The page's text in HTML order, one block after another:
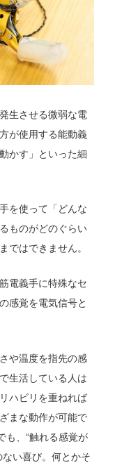
生させる微弱な電
が使用する能動義
かす」といった細
を使って「どんな
ものがどのぐらい
ではできません。
電義手に特殊なセ
感覚を電気信号と
や温度を指先の感
生活している人は
ハビリを重ねれば
まな動作が可能で
も、“触れる感覚が
い喜び。何とかそ